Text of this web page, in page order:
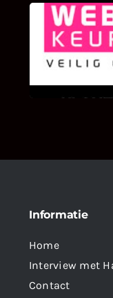
We zijn er
als klant
Informatie
Home
Interview met
Contact